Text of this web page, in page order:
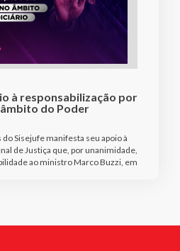
à responsabilização por
do Poder
Sisejufe manifesta seu apoio à
de Justiça que, por unanimidade,
ao ministro Marco Buzzi, em